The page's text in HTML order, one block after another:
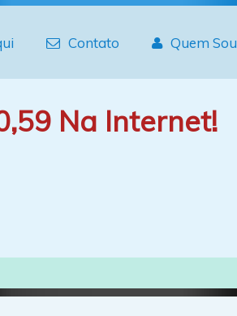
Contato Quem Sou
Na Internet!